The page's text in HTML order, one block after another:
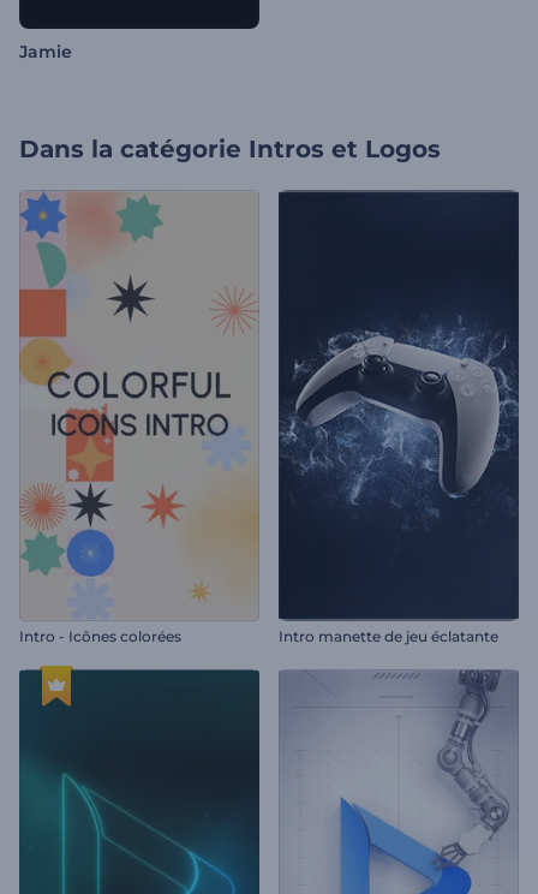
Jamie
Dans la catégorie Intros et Logos
Intro - Icônes colorées Intro manette de jeu éclatante